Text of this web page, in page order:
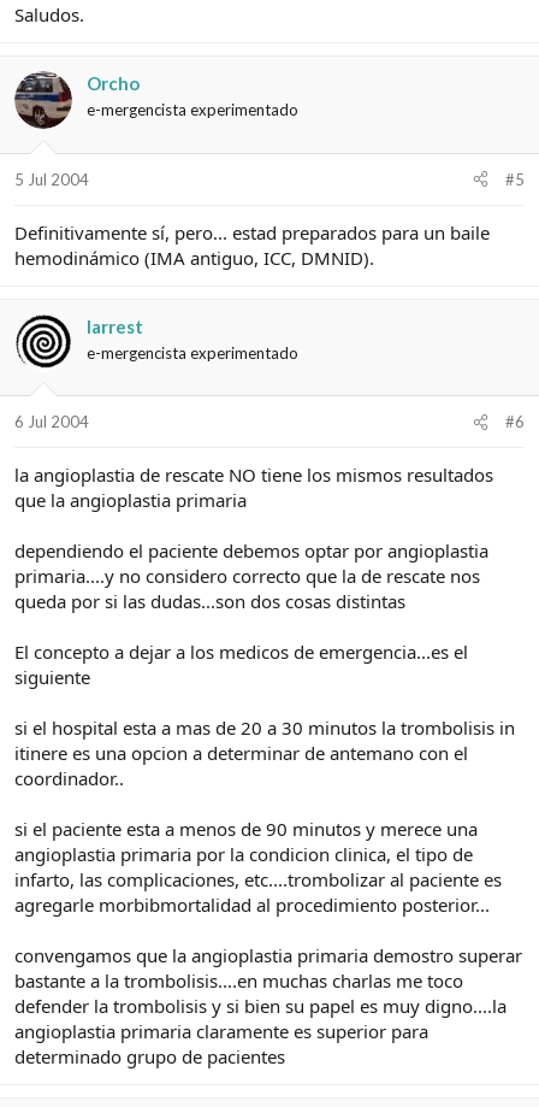
Saludos.
Orcho
e-mergencista experimentado
5 Jul 2004 #5
Definitivamente sí, pero... estad preparados para un baile
hemodinámico (IMA antiguo, ICC, DMNID).
larrest
e-mergencista experimentado
6 Jul 2004 #6
la angioplastia de rescate NO tiene los mismos resultados
que la angioplastia primaria
dependiendo el paciente debemos optar por angioplastia
primaria....y no considero correcto que la de rescate nos
queda por si las dudas...son dos cosas distintas
El concepto a dejar a los medicos de emergencia...es el
siguiente
si el hospital esta a mas de 20 a 30 minutos la trombolisis in
itinere es una opcion a determinar de antemano con el
coordinador..
si el paciente esta a menos de 90 minutos y merece una
angioplastia primaria por la condicion clinica, el tipo de
infarto, las complicaciones, etc....trombolizar al paciente es
agregarle morbibmortalidad al procedimiento posterior...
convengamos que la angioplastia primaria demostro superar
bastante a la trombolisis....en muchas charlas me toco
defender la trombolisis y si bien su papel es muy digno....la
angioplastia primaria claramente es superior para
determinado grupo de pacientes